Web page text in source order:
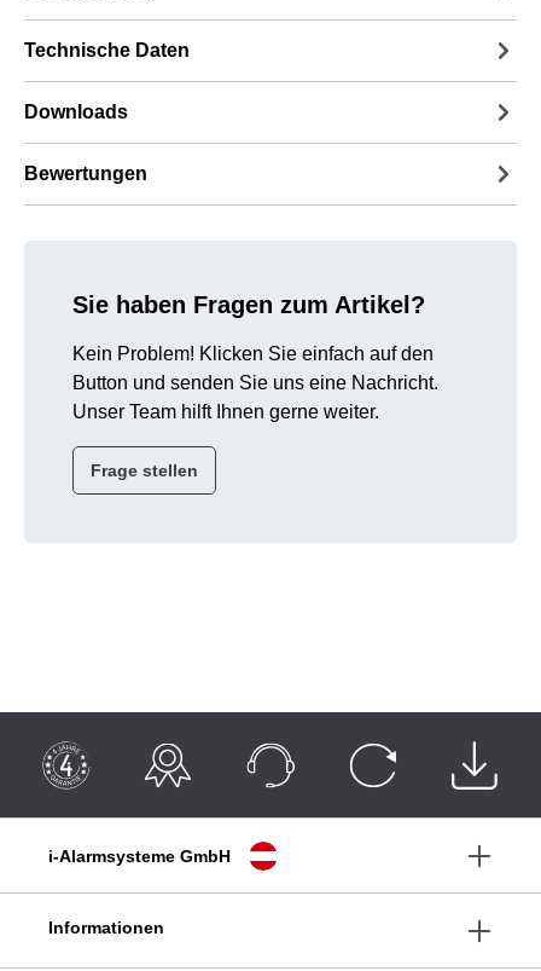
Technische Daten
Downloads
Bewertungen
Sie haben Fragen zum Artikel?
Kein Problem! Klicken Sie einfach auf den
Button und senden Sie uns eine Nachricht.
Unser Team hilft Ihnen gerne weiter.
Frage stellen
i-Alarmsysteme GmbH
Informationen